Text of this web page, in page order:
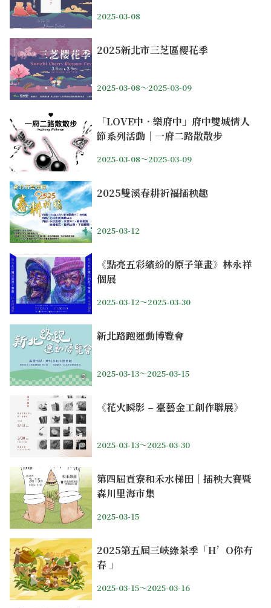
2025-03-08
2025新北市三芝區櫻花季
2025-03-08～2025-03-09
「LOVE中．樂府中」府中雙城情人
節系列活動｜一府二路散散步
2025-03-08～2025-03-09
2025雙溪春耕祈福插秧趣
2025-03-12
《點亮五彩繽紛的原子筆畫》林永祥
個展
2025-03-12～2025-03-30
新北路跑運動博覽會
2025-03-13～2025-03-15
《花火瞬影 – 臺藝金工創作聯展》
2025-03-13～2025-03-30
第四屆貢寮和禾水梯田｜插秧大賽暨
森川里海市集
2025-03-15
2025第五屆三峽綠茶季「H’O你有
春 」
2025-03-15～2025-03-16